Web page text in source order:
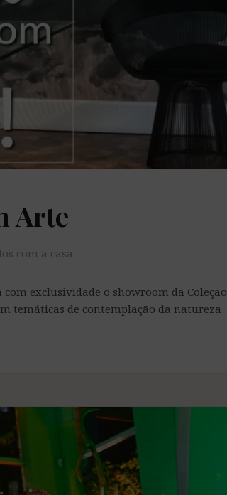
Arte
com a casa
exclusividade o showroom da Coleção
temáticas de contemplação da natureza